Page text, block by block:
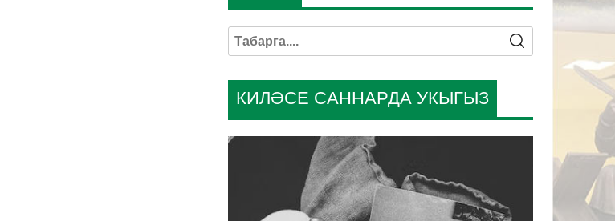
КИЛӘСЕ САННАРДА УКЫГЫЗ